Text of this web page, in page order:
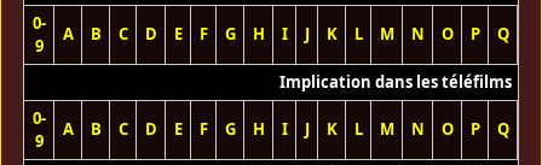
0-
9
A B C D E F G H I J K L M N O P Q
Implication dans les téléfilms
0-
9
A B C D E F G H I J K L M N O P Q